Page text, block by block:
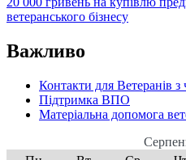
ветеранського бізнесу
Важливо
Контакти для Ветеранів
Підтримка ВПО
Матеріальна допомога